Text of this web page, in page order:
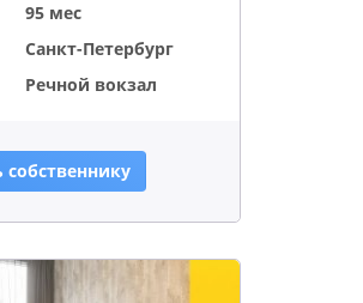
95 мес
Санкт-Петербург
Речной вокзал
собственнику